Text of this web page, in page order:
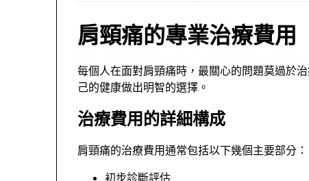
肩頸痛的專業治療費用
每個人在面對肩頸痛時，最關心的問題莫過於
己的健康做出明智的選擇。
治療費用的詳細構成
肩頸痛的治療費用通常包括以下幾個主要部分：
初步診斷評估